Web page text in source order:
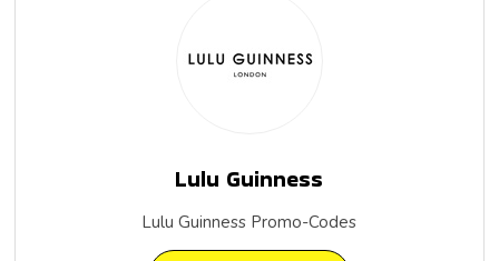
Lulu Guinness
Lulu Guinness Promo-Codes